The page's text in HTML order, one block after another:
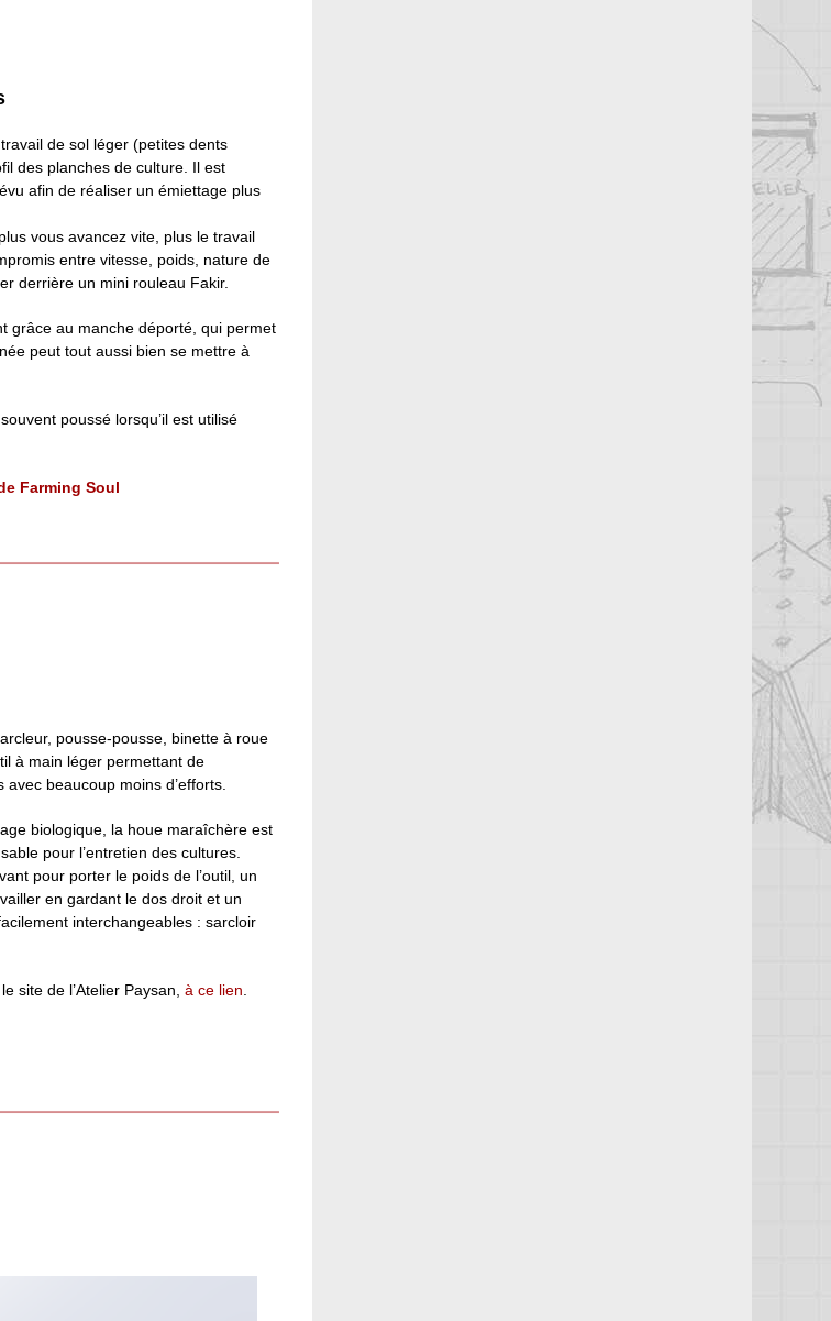
de sol léger (petites dents
des planches de culture. Il est
afin de réaliser un émiettage plus
vous avancez vite, plus le travail
entre vitesse, poids, nature de
derrière un mini rouleau Fakir.
grâce au manche déporté, qui permet
peut tout aussi bien se mettre à
poussé lorsqu’il est utilisé
Farming Soul
pousse-pousse, binette à roue
à main léger permettant de
beaucoup moins d’efforts.
biologique, la houe maraîchère est
pour l’entretien des cultures.
pour porter le poids de l’outil, un
en gardant le dos droit et un
interchangeables : sarcloir
site de l’Atelier Paysan, à ce lien.